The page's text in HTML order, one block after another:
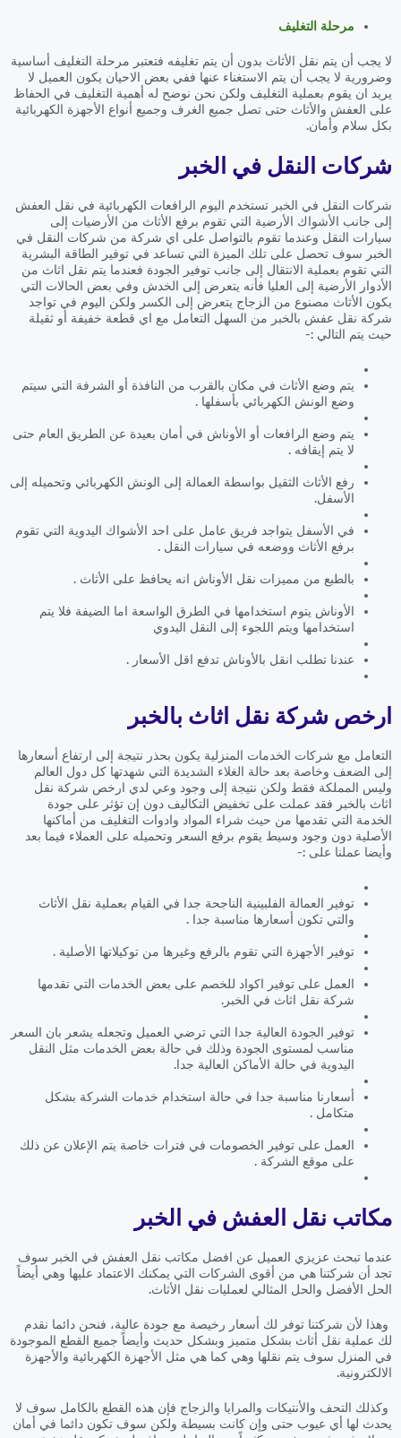
مرحلة التغليف
لا يجب أن يتم نقل الأثاث بدون أن يتم تغليفه فتعتبر مرحلة التغليف أساسية
وضرورية لا يجب أن يتم الاستغناء عنها ففي بعض الاحيان يكون العميل لا
يريد ان يقوم بعملية التغليف ولكن نحن نوضح له أهمية التغليف في الحفاظ
على العفش والأثاث حتى تصل جميع الغرف وجميع أنواع الأجهزة الكهربائية
بكل سلام وأمان.
شركات النقل في الخبر
شركات النقل في الخبر تستخدم اليوم الرافعات الكهربائية في نقل العفش
إلى جانب الأشواك الأرضية التي تقوم برفع الأثاث من الأرضيات إلى
سيارات النقل وعندما تقوم بالتواصل على اي شركة من شركات النقل في
الخبر سوف تحصل على تلك الميزة التي تساعد في توفير الطاقة البشرية
التي تقوم بعملية الانتقال إلى جانب توفير الجودة فعندما يتم نقل اثاث من
الأدوار الأرضية إلى العليا فأنه يتعرض إلى الخدش وفي بعض الحالات التي
يكون الأثاث مصنوع من الزجاج يتعرض إلى الكسر ولكن اليوم في تواجد
شركة نقل عفش بالخبر من السهل التعامل مع اي قطعة خفيفة أو ثقيلة
حيث يتم التالي :-
يتم وضع الأثاث في مكان بالقرب من النافذة أو الشرفة التي سيتم
وضع الونش الكهربائي بأسفلها .
يتم وضع الرافعات أو الأوناش في أمان بعيدة عن الطريق العام حتى
لا يتم إيقافه .
رفع الأثاث الثقيل بواسطة العمالة إلى الونش الكهربائي وتحميله إلى
الأسفل.
في الأسفل يتواجد فريق عامل على احد الأشواك اليدوية التي تقوم
برفع الأثاث ووضعه في سيارات النقل .
بالطبع من مميزات نقل الأوناش انه يحافظ على الأثاث .
الأوناش يتوم استخدامها في الطرق الواسعة اما الضيفة فلا يتم
استخدامها ويتم اللجوء إلى النقل اليدوي
عندنا تطلب انقل بالأوناش تدفع اقل الأسعار .
ارخص شركة نقل اثاث بالخبر
التعامل مع شركات الخدمات المنزلية يكون بحذر نتيجة إلى ارتفاع أسعارها
إلى الضعف وخاصة بعد حالة الغلاء الشديدة التي شهدتها كل دول العالم
وليس المملكة فقط ولكن نتيجة إلى وجود وعي لدي ارخص شركة نقل
اثاث بالخبر فقد عملت على تخفيض التكاليف دون إن تؤثر على جودة
الخدمة التي تقدمها من حيث شراء المواد وادوات التغليف من أماكنها
الأصلية دون وجود وسيط يقوم برفع السعر وتحميله على العملاء فيما بعد
وأيضا عملنا على :-
توفير العمالة الفلبينية الناجحة جدا في القيام بعملية نقل الأثاث
والتي تكون أسعارها مناسبة جدا .
توفير الأجهزة التي تقوم بالرفع وغيرها من توكيلاتها الأصلية .
العمل على توفير اكواد للخصم على بعض الخدمات التي تقدمها
شركة نقل اثاث في الخبر.
توفير الجودة العالية جدا التي ترضي العميل وتجعله يشعر بان السعر
مناسب لمستوى الجودة وذلك في حالة بعض الخدمات مثل النقل
اليدوية في حالة الأماكن العالية جدا.
أسعارنا مناسبة جدا في حالة استخدام خدمات الشركة بشكل
متكامل .
العمل على توفير الخصومات في فترات خاصة يتم الإعلان عن ذلك
على موقع الشركة .
مكاتب نقل العفش في الخبر
عندما تبحث عزيزي العميل عن افضل مكاتب نقل العفش في الخبر سوف
تجد أن شركتنا هي من أقوى الشركات التي يمكنك الاعتماد عليها وهي أيضاً
الحل الأفضل والحل المثالي لعمليات نقل الأثاث.
وهذا لأن شركتنا توفر لك أسعار رخيصة مع جودة عالية، فنحن دائما نقدم
لك عملية نقل أثاث بشكل متميز وبشكل حديث وأيضاً جميع القطع الموجودة
في المنزل سوف يتم نقلها وهي كما هي مثل الأجهزة الكهربائية والأجهزة
الالكترونية.
وكذلك التحف والأنتيكات والمرايا والزجاج فإن هذه القطع بالكامل سوف لا
يحدث لها أي عيوب حتى وإن كانت بسيطة ولكن سوف تكون دائما في أمان